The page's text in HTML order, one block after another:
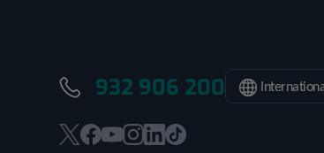
932 906 200